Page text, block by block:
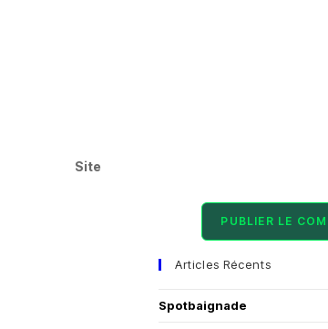
Articles Récents
Spotbaignade